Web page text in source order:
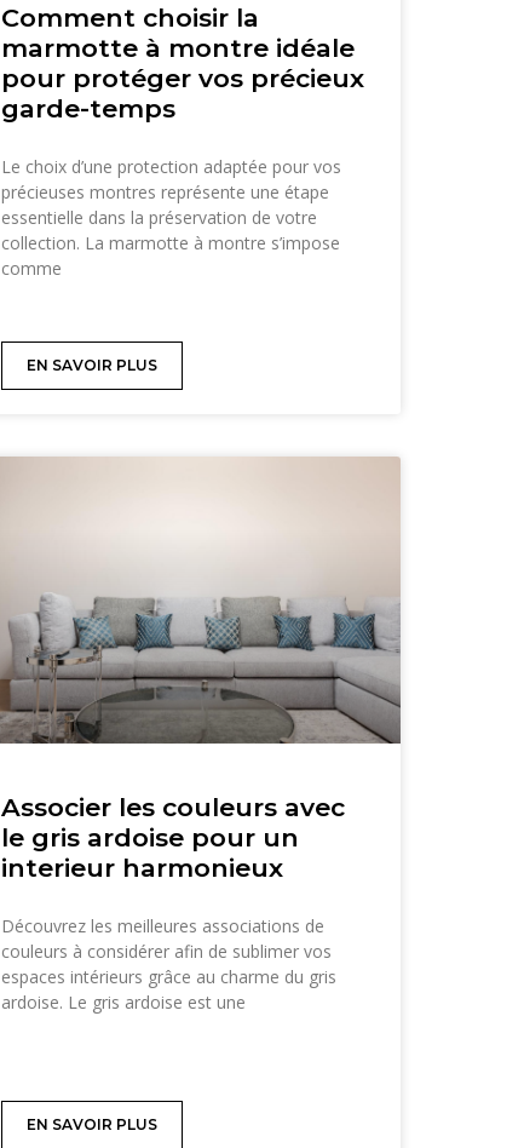
Comment choisir la
marmotte à montre idéale
pour protéger vos précieux
garde-temps
Le choix d’une protection adaptée pour vos
précieuses montres représente une étape
essentielle dans la préservation de votre
collection. La marmotte à montre s’impose
comme
EN SAVOIR PLUS
Associer les couleurs avec
le gris ardoise pour un
interieur harmonieux
Découvrez les meilleures associations de
couleurs à considérer afin de sublimer vos
espaces intérieurs grâce au charme du gris
ardoise. Le gris ardoise est une
EN SAVOIR PLUS